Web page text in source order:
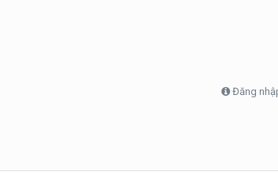
Đăng